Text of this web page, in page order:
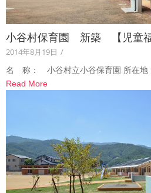
小谷村保育園 新築 【児童福
2014年8月19日 /
名 称： 小谷村立小谷保育園 所在
Read More